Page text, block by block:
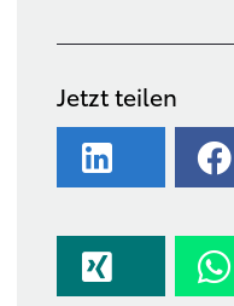
Jetzt teilen